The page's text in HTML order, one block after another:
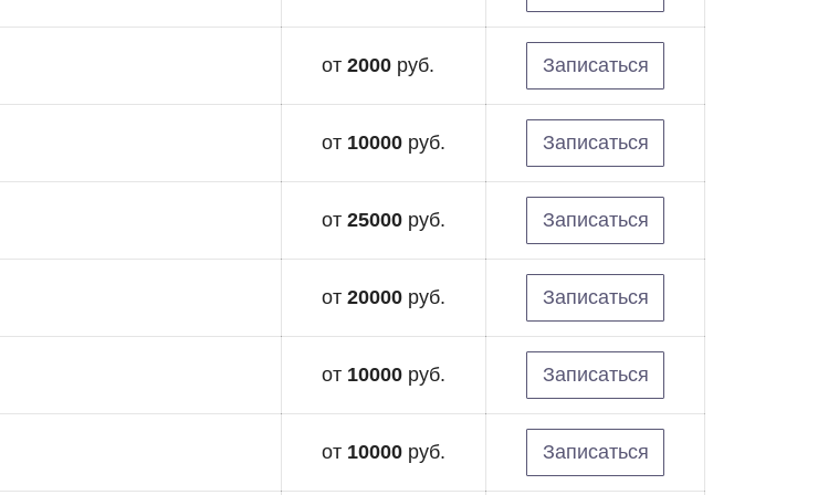
от 2000 руб. Записаться
от 10000 руб. Записаться
от 25000 руб. Записаться
от 20000 руб. Записаться
от 10000 руб. Записаться
от 10000 руб. Записаться